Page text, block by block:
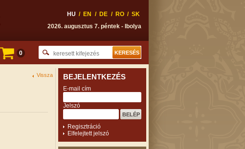
HU / EN / DE / RO / SK
2026. augusztus 7. péntek - Ibolya
0
Vissza BEJELENTKEZÉS
E-mail cím
Jelszó
Regisztráció
Elfelejtett jelszó